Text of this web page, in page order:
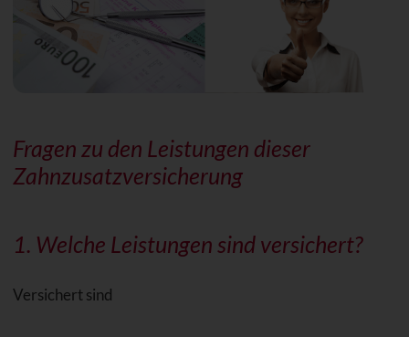
Fragen zu den Leistungen dieser
Zahnzusatzversicherung
1. Welche Leistungen sind versichert?
Versichert sind